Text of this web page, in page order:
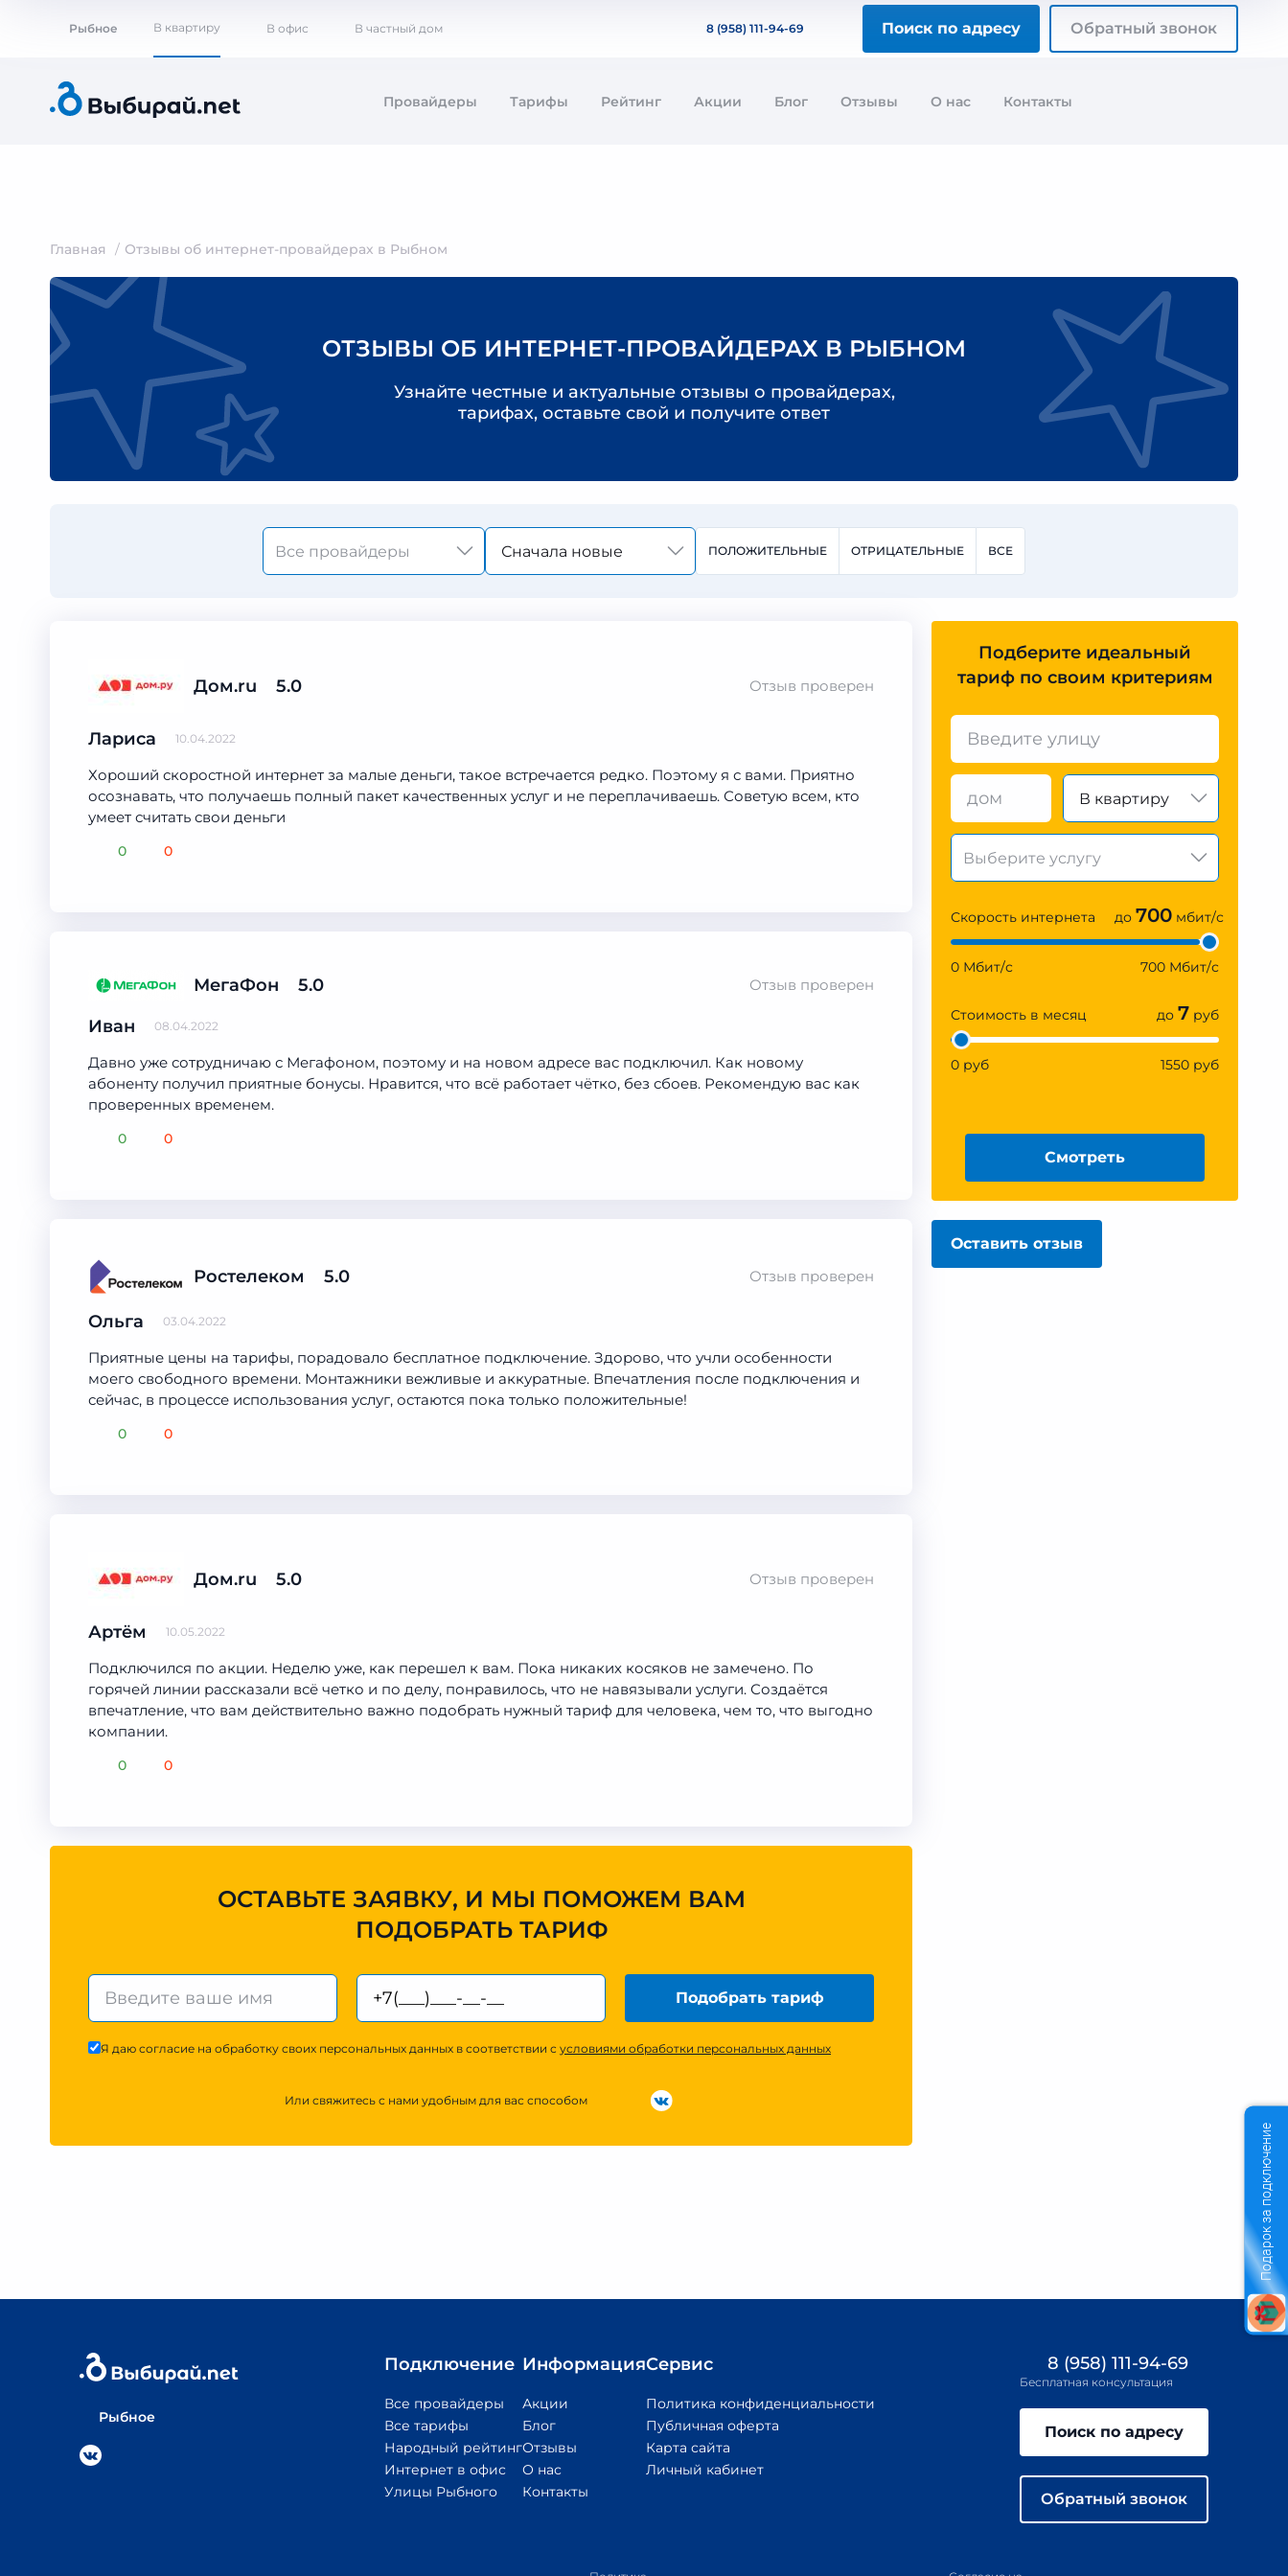
Рыбное В квартиру В офис В частный дом 8 (958) 111-94-69 Поиск по адресу Обратный звонок
Провайдеры Тарифы Рейтинг Акции Блог Отзывы О нас Контакты
Главная Отзывы об интернет-провайдерах в Рыбном
ОТЗЫВЫ ОБ ИНТЕРНЕТ-ПРОВАЙДЕРАХ В РЫБНОМ
Узнайте честные и актуальные отзывы о провайдерах,
тарифах, оставьте свой и получите ответ
Сначала новые ПОЛОЖИТЕЛЬНЫЕ ОТРИЦАТЕЛЬНЫЕ ВСЕ
Дом.ru 5.0 Отзыв проверен
Лариса 10.04.2022
Хороший скоростной интернет за малые деньги, такое встречается редко. Поэтому я с вами. Приятно
осознавать, что получаешь полный пакет качественных услуг и не переплачиваешь. Советую всем, кто
умеет считать свои деньги
0 0
МегаФон 5.0 Отзыв проверен
Иван 08.04.2022
Давно уже сотрудничаю с Мегафоном, поэтому и на новом адресе вас подключил. Как новому
абоненту получил приятные бонусы. Нравится, что всё работает чётко, без сбоев. Рекомендую вас как
проверенных временем.
0 0
Ростелеком 5.0 Отзыв проверен
Ольга 03.04.2022
Приятные цены на тарифы, порадовало бесплатное подключение. Здорово, что учли особенности
моего свободного времени. Монтажники вежливые и аккуратные. Впечатления после подключения и
сейчас, в процессе использования услуг, остаются пока только положительные!
0 0
Дом.ru 5.0 Отзыв проверен
Артём 10.05.2022
Подключился по акции. Неделю уже, как перешел к вам. Пока никаких косяков не замечено. По
горячей линии рассказали всё четко и по делу, понравилось, что не навязывали услуги. Создаётся
впечатление, что вам действительно важно подобрать нужный тариф для человека, чем то, что выгодно
компании.
0 0
ОСТАВЬТЕ ЗАЯВКУ, И МЫ ПОМОЖЕМ ВАМ
ПОДОБРАТЬ ТАРИФ
Подобрать тариф
Я даю согласие на обработку своих персональных данных в соответствии с условиями обработки персональных данных
Или свяжитесь с нами удобным для вас способом
Подберите идеальный
тариф по своим критериям
В квартиру
Скорость интернета до 700 мбит/с
0 Мбит/с 700 Мбит/с
Стоимость в месяц до 7 руб
0 руб 1550 руб
Смотреть
Оставить отзыв
Рыбное
Подключение
Все провайдеры
Все тарифы
Народный рейтинг
Интернет в офис
Улицы Рыбного
Информация
Акции
Блог
Отзывы
О нас
Контакты
Сервис
Политика конфиденциальности
Публичная оферта
Карта сайта
Личный кабинет
8 (958) 111-94-69
Бесплатная консультация
Поиск по адресу
Обратный звонок
Подарок за подключение